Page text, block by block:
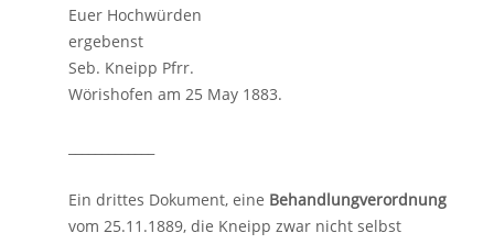
Euer Hochwürden
ergebenst
Seb. Kneipp Pfrr.
Wörishofen am 25 May 1883.
Ein drittes Dokument, eine Behandlungverordnung
vom 25.11.1889, die Kneipp zwar nicht selbst